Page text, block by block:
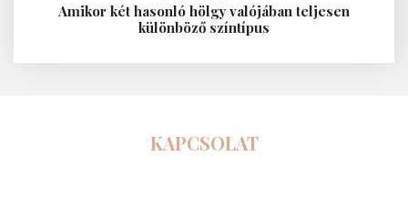
Amikor két hasonló hölgy valójában teljesen
különböző színtípus
KAPCSOLAT